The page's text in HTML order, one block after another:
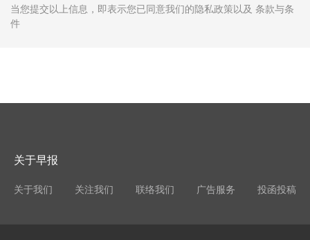
当您提交以上信息，即表示您已同意我们的隐私政策以及 条款与条
件
关于早报
关于我们 关注我们 联络我们 广告服务 投函投稿